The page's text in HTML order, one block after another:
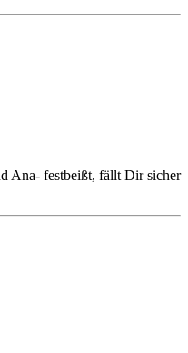
Ana- festbeißt, fällt Dir sicher